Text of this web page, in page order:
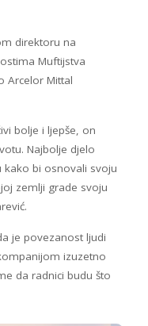
direktoru na
Muftijstva
Arcelor Mittal
bolje i ljepše, on
Najbolje djelo
kako bi osnovali svoju
zemlji grade svoju
je povezanost ljudi
izuzetno
da radnici budu što